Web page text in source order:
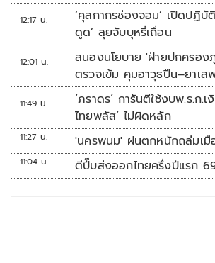
12:17 น.
‘ศุลกากรช่องจอม’ เปิดปฏิบั
ดูด’ ลุยจับบุหรี่เถื่อน
12:01 น.
สนองนโยบาย 'ฝ่ายปกครอ
ตรวจเข้ม คุมอาวุธปืน–ยาเส
11:49 น.
‘ภราดร’ การันตีใช้งบพ.ร.ก.เ
ไทยพลัส’ ไม่ผิดหลัก
11:27 น. 'นครพนม' ฝนตกหนักถล่มเมื
11:04 น. ตีปี๊บส่งออกไทยครึ่งปีแรก